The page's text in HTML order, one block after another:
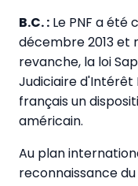
B.C. : Le PNF a été
décembre 2013 et
revanche, la loi
Judiciaire d'Intérêt
français un
américain.
Au plan
reconnaissance